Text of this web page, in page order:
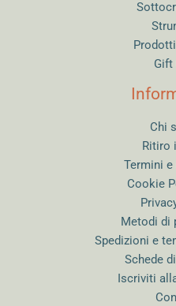
Gift
Chi
Ritiro
Termini
Cookie
Metodi di
Spedizioni e
Schede
Iscriviti